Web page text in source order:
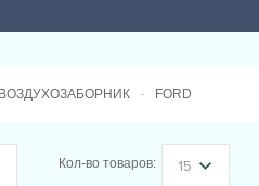
FORD
Кол-во товаров: 15